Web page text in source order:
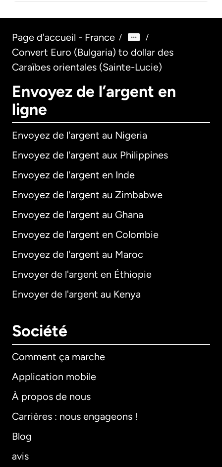
Page d'accueil - France / /
Convert Euro (Bulgaria) to dollar des
Caraïbes orientales (Sainte-Lucie)
Envoyez de l’argent en
ligne
Envoyez de l'argent au Nigeria
Envoyez de l'argent aux Philippines
Envoyez de l'argent en Inde
Envoyez de l'argent au Zimbabwe
Envoyez de l'argent au Ghana
Envoyez de l'argent en Colombie
Envoyez de l'argent au Maroc
Envoyer de l'argent en Éthiopie
Envoyer de l'argent au Kenya
Société
Comment ça marche
Application mobile
À propos de nous
Carrières : nous engageons !
Blog
avis